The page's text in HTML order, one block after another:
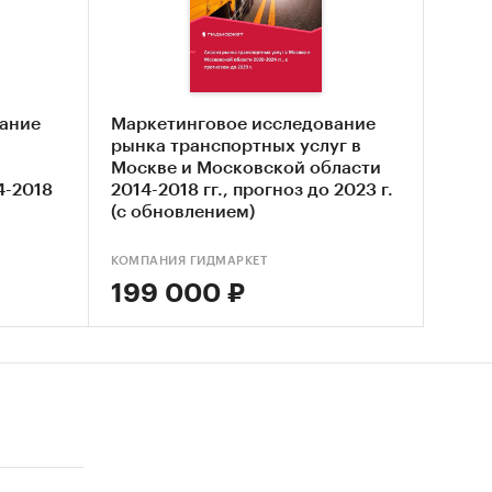
в
2018
Маркетинговое исследование
рынка транспортных услуг в
Москве и Московской области
2014-2018 гг., прогноз до 2023 г.
(с обновлением)
КОМПАНИЯ ГИДМАРКЕТ
199 000 ₽